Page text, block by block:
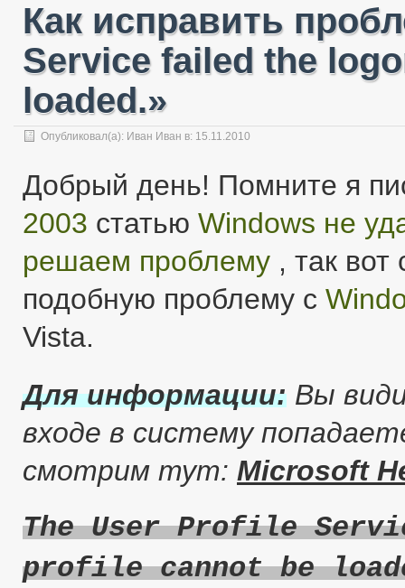
Как исправить
Service failed the
loaded.»
Опубликовал(а): Иван Иван в: 15.11.2010
Добрый день! Помните я
2003 статью Windows не
решаем проблему , так
подобную проблему с
Vista.
Для информации: Вы
входе в систему
смотрим тут: Microsoft
The User Profile
profile cannot be